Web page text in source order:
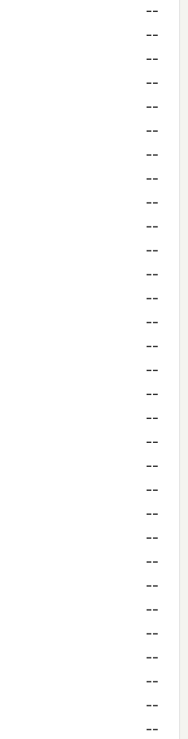
--
--
--
--
--
--
--
--
--
--
--
--
--
--
--
--
--
--
--
--
--
--
--
--
--
--
--
--
--
--
--